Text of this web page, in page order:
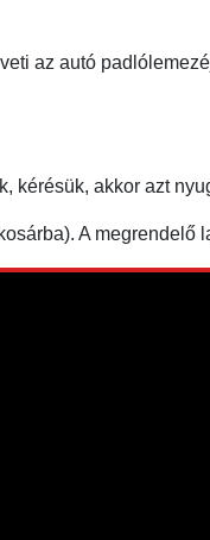
az autó
akkor azt
A megrendelő